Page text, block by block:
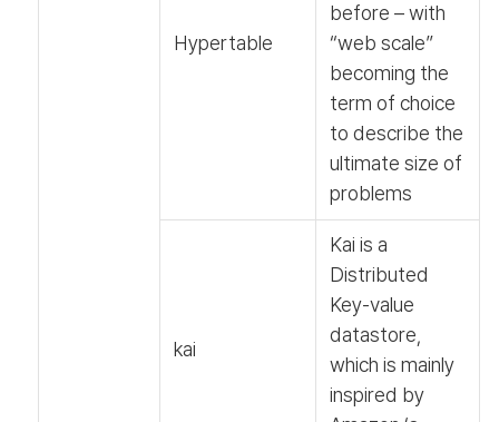
Hypertable
before – with
“web scale”
becoming the
term of choice
to describe the
ultimate size of
problems
kai
Kai is a
Distributed
Key-value
datastore,
which is mainly
inspired by